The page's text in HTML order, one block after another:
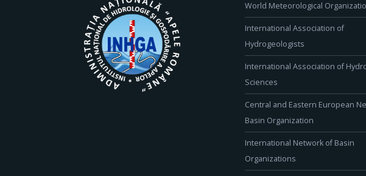
World Meteorological
International Association of
Hydrogeologists
International Association of
Sciences
Central and Eastern European
Basin Organization
International Network of Basin
Organizations